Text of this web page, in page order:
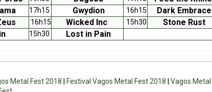
17h15 Gwydion 16h15 Dark Embrace
16h15 Wicked Inc 15h30 Stone Rust
15h30 Lost in Pain
Metal Fest 2018 Festival Vagos Metal Fest 2018
Vagos Metal